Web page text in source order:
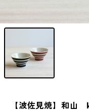
【波佐見焼】和